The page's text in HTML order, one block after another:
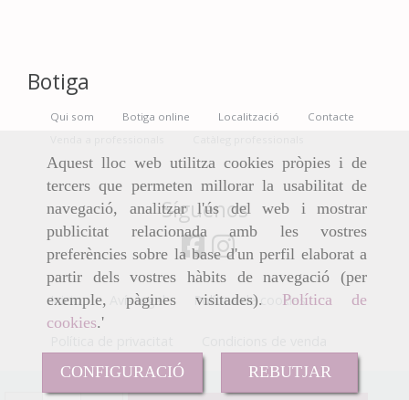
Aquest lloc web utilitza cookies pròpies i de
tercers que permeten millorar la usabilitat de
navegació, analitzar l'ús del web i mostrar
publicitat relacionada amb les vostres
preferències sobre la base d'un perfil elaborat a
partir dels vostres hàbits de navegació (per
exemple, pàgines visitades). Política de
cookies.'
CONFIGURACIÓ REBUTJAR
Botiga
Qui som Botiga online Localització
Contacte
Síguenos
Inicio Avís legal Política de cookies